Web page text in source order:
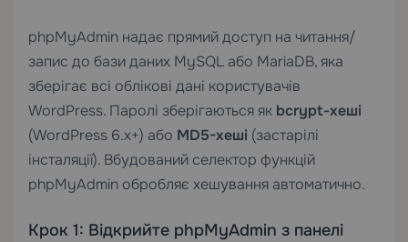
phpMyAdmin надає прямий доступ на читання/
запис до бази даних MySQL або MariaDB, яка
зберігає всі облікові дані користувачів
WordPress. Паролі зберігаються як bcrypt-хеші
(WordPress 6.x+) або MD5-хеші (застарілі
інсталяції). Вбудований селектор функцій
phpMyAdmin обробляє хешування автоматично.
Крок 1: Відкрийте phpMyAdmin з панелі